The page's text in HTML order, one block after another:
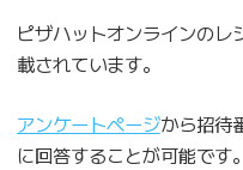
ピザハットオンラインの
載されています。
アンケートページから招待
に回答することが可能です。